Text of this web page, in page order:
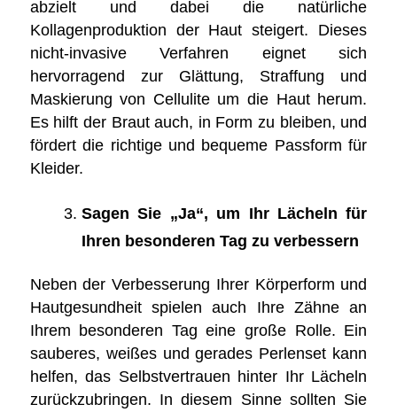
abzielt und dabei die natürliche
Kollagenproduktion der Haut steigert. Dieses
nicht-invasive Verfahren eignet sich
hervorragend zur Glättung, Straffung und
Maskierung von Cellulite um die Haut herum.
Es hilft der Braut auch, in Form zu bleiben, und
fördert die richtige und bequeme Passform für
Kleider.
Sagen Sie „Ja“, um Ihr Lächeln für
Ihren besonderen Tag zu verbessern
Neben der Verbesserung Ihrer Körperform und
Hautgesundheit spielen auch Ihre Zähne an
Ihrem besonderen Tag eine große Rolle. Ein
sauberes, weißes und gerades Perlenset kann
helfen, das Selbstvertrauen hinter Ihr Lächeln
zurückzubringen. In diesem Sinne sollten Sie